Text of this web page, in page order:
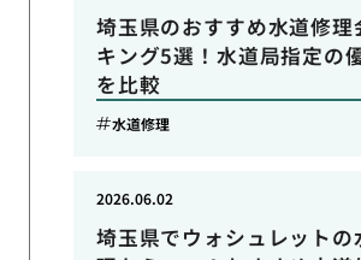
埼玉県のおすすめ水道修理
キング5選！水道局指定の
を比較
水道修理
埼玉県でウォシュレットの
2026.06.02